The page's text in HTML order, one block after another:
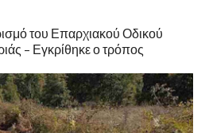
του Επαρχιακού Οδικού
– Εγκρίθηκε ο τρόπος